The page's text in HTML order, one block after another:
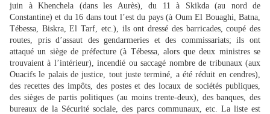
juin à Khenchela (dans les Aurès), du 11 à Skikda (au nord de
Constantine) et du 16 dans tout l’est du pays (à Oum El Bouaghi, Batna,
Tébessa, Biskra, El Tarf, etc.), ils ont dressé des barricades, coupé des
routes, pris d’assaut des gendarmeries et des commissariats; ils ont
attaqué un siège de préfecture (à Tébessa, alors que deux ministres se
trouvaient à l’intérieur), incendié ou saccagé nombre de tribunaux (aux
Ouacifs le palais de justice, tout juste terminé, a été réduit en cendres),
des recettes des impôts, des postes et des locaux de sociétés publiques,
des sièges de partis politiques (au moins trente-deux), des banques, des
bureaux de la Sécurité sociale, des parcs communaux, etc. La liste est